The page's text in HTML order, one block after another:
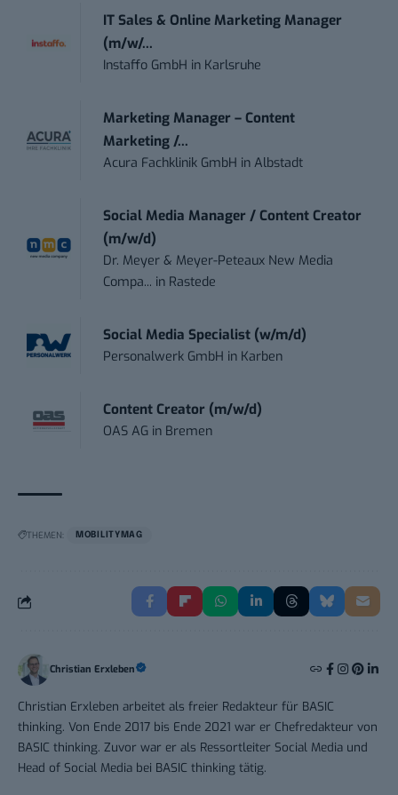
IT Sales & Online Marketing Manager
(m/w/...
Instaffo GmbH in Karlsruhe
Marketing Manager – Content
Marketing /...
Acura Fachklinik GmbH inAlbstadt
Social Media Manager / Content Creator
(m/w/d)
Dr. Meyer & Meyer-Peteaux New Media
Compa... in Rastede
Social Media Specialist (w/m/d)
Personalwerk GmbH in Karben
Content Creator (m/w/d)
OAS AG in Bremen
THEMEN: MOBILITYMAG
Christian Erxleben
Christian Erxleben arbeitet als freier Redakteur für BASIC
thinking. Von Ende 2017 bis Ende 2021 war er Chefredakteur von
BASIC thinking. Zuvor war er als Ressortleiter Social Media und
Head of Social Media bei BASIC thinking tätig.